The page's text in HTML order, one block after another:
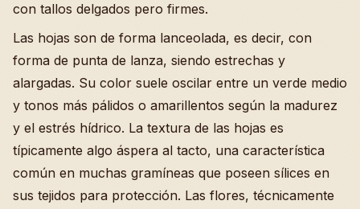
con tallos delgados pero firmes.
Las hojas son de forma lanceolada, es decir, con
forma de punta de lanza, siendo estrechas y
alargadas. Su color suele oscilar entre un verde medio
y tonos más pálidos o amarillentos según la madurez
y el estrés hídrico. La textura de las hojas es
típicamente algo áspera al tacto, una característica
común en muchas gramíneas que poseen sílices en
sus tejidos para protección. Las flores, técnicamente